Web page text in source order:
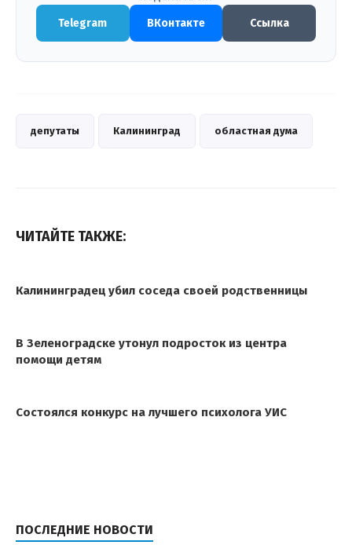
Telegram ВКонтакте Ссылка
депутаты Калининград областная дума
ЧИТАЙТЕ ТАКЖЕ:
Калининградец убил соседа своей родственницы
В Зеленоградске утонул подросток из центра
помощи детям
Состоялся конкурс на лучшего психолога УИС
ПОСЛЕДНИЕ НОВОСТИ